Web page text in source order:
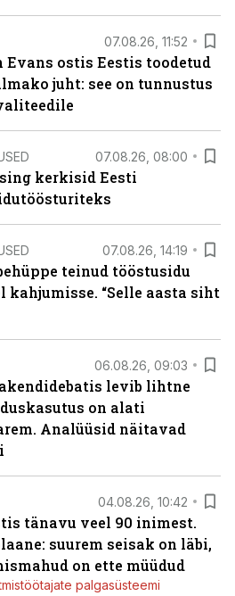
07.08.26, 11:52
ostis Eestis toodetud
juht: see on tunnustus
07.08.26, 08:00
kerkisid Eesti
07.08.26, 14:19
teinud tööstusidu
kahjumisse. “Selle aasta siht
06.08.26, 09:03
levib lihtne
on alati
Analüüsid näitavad
04.08.26, 10:42
tänavu veel 90 inimest.
suurem seisak on läbi,
on ette müüdud
palgasüsteemi